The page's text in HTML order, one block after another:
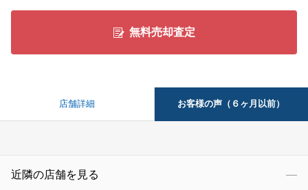
無料売却査定
店舗詳細 お客様の声（６ヶ月以前）
近隣の店舗を見る